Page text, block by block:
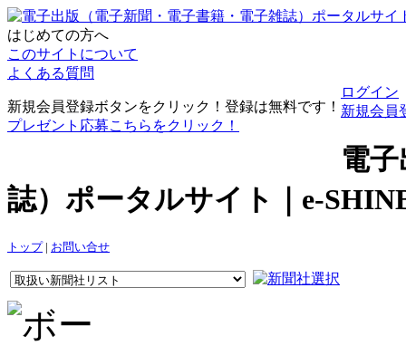
はじめての方へ
このサイトについて
よくある質問
新規会員登録ボタンをクリック！登録は無料です！
プレゼント応募こちらをクリック！
ログイン
新規会員
電
誌）ポータルサイト｜e-
トップ| お問い合せ